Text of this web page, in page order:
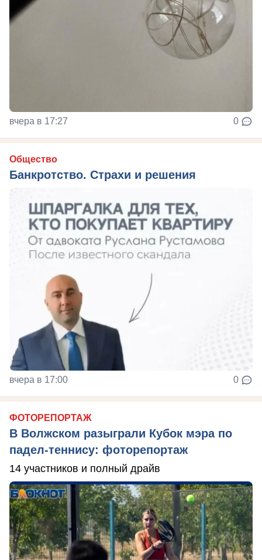
вчера в 17:27 0
Общество
Банкротство. Страхи и решения
вчера в 17:00 0
ФОТОРЕПОРТАЖ
В Волжском разыграли Кубок мэра по
падел-теннису: фоторепортаж
14 участников и полный драйв